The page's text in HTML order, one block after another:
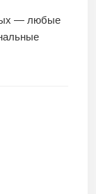
— любые